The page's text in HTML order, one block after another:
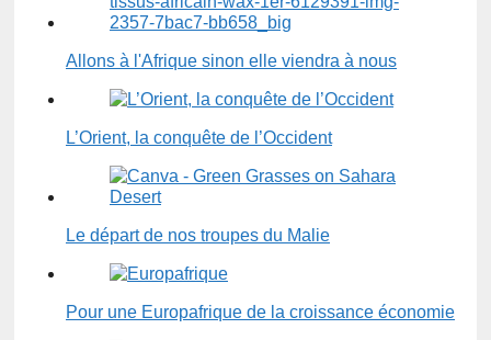
Allons à l'Afrique sinon elle viendra à nous
L’Orient, la conquête de l’Occident
Le départ de nos troupes du Malie
Pour une Europafrique de la croissance économie